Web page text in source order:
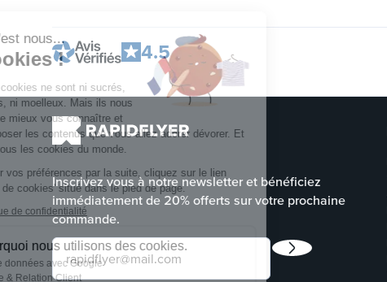
4.5
Inscrivez vous à notre newsletter et bénéficiez
immédiatement de 20% offerts sur votre prochaine
commande.
Coucou c'est nous...
Les cookies !
Bon ok, ces cookies ne sont ni sucrés,
ni chocolatés, ni moelleux. Mais ils nous
permettent de mieux vous connaître et
de vous proposer les contenus que vous allez adorer dévorer. Et
ça, ça vaut tous les cookies du monde.
Pour modifier vos préférences par la suite, cliquez sur le lien
'Préférences de cookies' situé dans le pied de page.
Lire la politique de confidentialité
Voici pourquoi nous utilisons des cookies.
Partage de données avec Google
Expérience & Relation Client